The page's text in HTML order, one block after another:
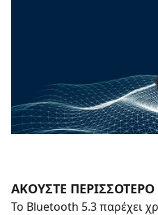
ΑΚΟΎΣΤΕ ΠΕΡΙΣΣΌΤΕΡΟ
Το Bluetooth 5.3 παρέχει